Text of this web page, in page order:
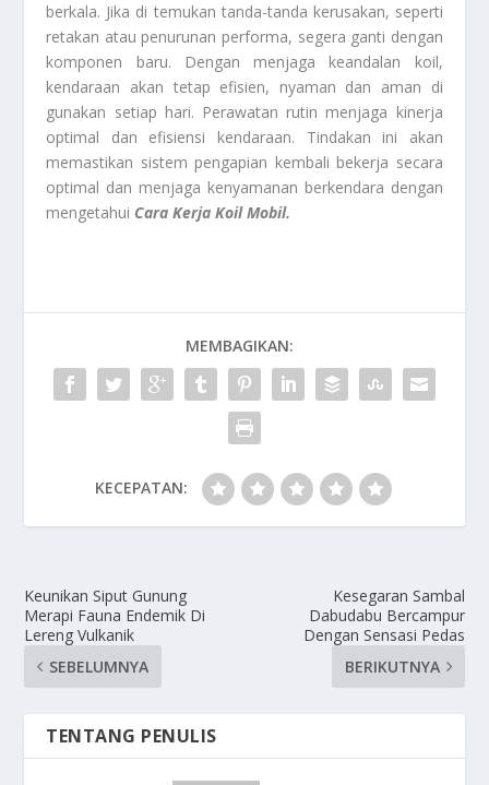
berkala. Jika di temukan tanda-tanda kerusakan, seperti
retakan atau penurunan performa, segera ganti dengan
komponen baru. Dengan menjaga keandalan koil,
kendaraan akan tetap efisien, nyaman dan aman di
gunakan setiap hari. Perawatan rutin menjaga kinerja
optimal dan efisiensi kendaraan. Tindakan ini akan
memastikan sistem pengapian kembali bekerja secara
optimal dan menjaga kenyamanan berkendara dengan
mengetahui Cara Kerja Koil Mobil.
MEMBAGIKAN:
KECEPATAN:
Keunikan Siput Gunung
Merapi Fauna Endemik Di
Lereng Vulkanik
SEBELUMNYA
Kesegaran Sambal
Dabudabu Bercampur
Dengan Sensasi Pedas
BERIKUTNYA
TENTANG PENULIS